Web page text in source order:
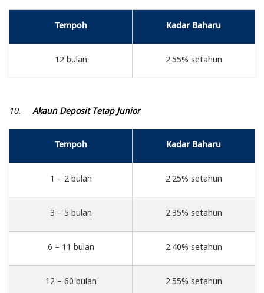
Tempoh Kadar Baharu
12 bulan 2.55% setahun
10. Akaun Deposit Tetap Junior
Tempoh Kadar Baharu
1 – 2 bulan 2.25% setahun
3 – 5 bulan 2.35% setahun
6 – 11 bulan 2.40% setahun
12 – 60 bulan 2.55% setahun